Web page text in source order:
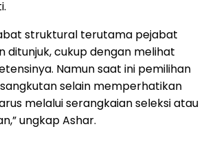
struktural terutama pejabat
ditunjuk, cukup dengan melihat
Namun saat ini pemilihan
selain memperhatikan
melalui serangkaian seleksi atau
ungkap Ashar.